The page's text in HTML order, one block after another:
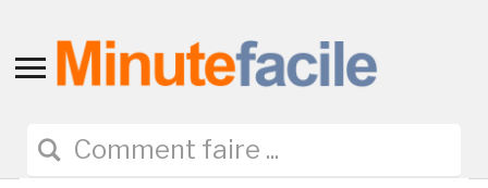
Toggle
navigation